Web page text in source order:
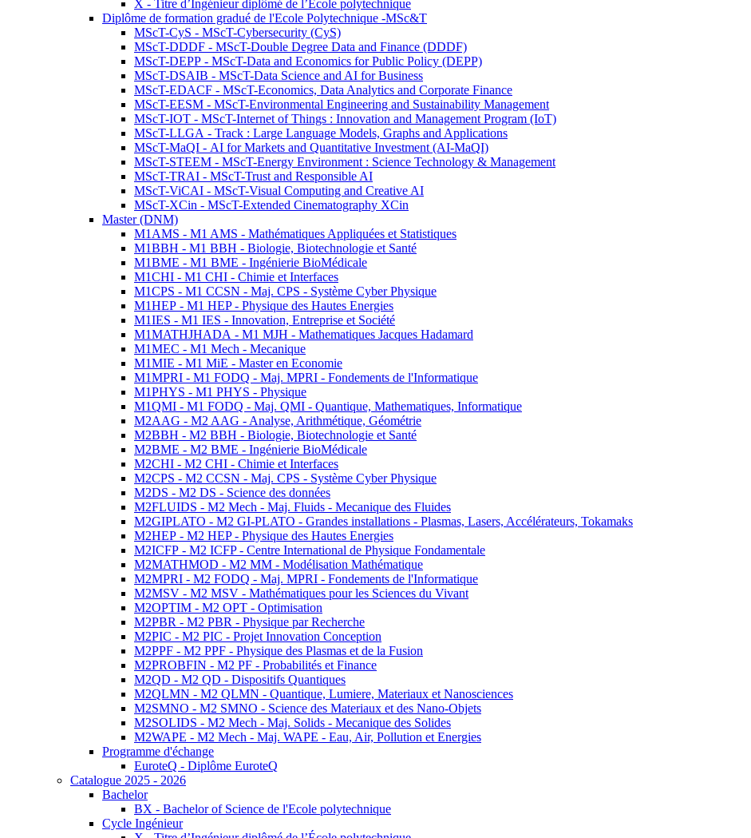
X - Titre d’Ingénieur diplômé de l’École polytechnique
Diplôme de formation gradué de l'Ecole Polytechnique -MSc&T
MScT-CyS - MScT-Cybersecurity (CyS)
MScT-DDDF - MScT-Double Degree Data and Finance (DDDF)
MScT-DEPP - MScT-Data and Economics for Public Policy (DEPP)
MScT-DSAIB - MScT-Data Science and AI for Business
MScT-EDACF - MScT-Economics, Data Analytics and Corporate Finance
MScT-EESM - MScT-Environmental Engineering and Sustainability Management
MScT-IOT - MScT-Internet of Things : Innovation and Management Program (IoT)
MScT-LLGA - Track : Large Language Models, Graphs and Applications
MScT-MaQI - AI for Markets and Quantitative Investment (AI-MaQI)
MScT-STEEM - MScT-Energy Environment : Science Technology & Management
MScT-TRAI - MScT-Trust and Responsible AI
MScT-ViCAI - MScT-Visual Computing and Creative AI
MScT-XCin - MScT-Extended Cinematography XCin
Master (DNM)
M1AMS - M1 AMS - Mathématiques Appliquées et Statistiques
M1BBH - M1 BBH - Biologie, Biotechnologie et Santé
M1BME - M1 BME - Ingénierie BioMédicale
M1CHI - M1 CHI - Chimie et Interfaces
M1CPS - M1 CCSN - Maj. CPS - Système Cyber Physique
M1HEP - M1 HEP - Physique des Hautes Energies
M1IES - M1 IES - Innovation, Entreprise et Société
M1MATHJHADA - M1 MJH - Mathematiques Jacques Hadamard
M1MEC - M1 Mech - Mecanique
M1MIE - M1 MiE - Master en Economie
M1MPRI - M1 FODQ - Maj. MPRI - Fondements de l'Informatique
M1PHYS - M1 PHYS - Physique
M1QMI - M1 FODQ - Maj. QMI - Quantique, Mathematiques, Informatique
M2AAG - M2 AAG - Analyse, Arithmétique, Géométrie
M2BBH - M2 BBH - Biologie, Biotechnologie et Santé
M2BME - M2 BME - Ingénierie BioMédicale
M2CHI - M2 CHI - Chimie et Interfaces
M2CPS - M2 CCSN - Maj. CPS - Système Cyber Physique
M2DS - M2 DS - Science des données
M2FLUIDS - M2 Mech - Maj. Fluids - Mecanique des Fluides
M2GIPLATO - M2 GI-PLATO - Grandes installations - Plasmas, Lasers, Accélérateurs, Tokamaks
M2HEP - M2 HEP - Physique des Hautes Energies
M2ICFP - M2 ICFP - Centre International de Physique Fondamentale
M2MATHMOD - M2 MM - Modélisation Mathématique
M2MPRI - M2 FODQ - Maj. MPRI - Fondements de l'Informatique
M2MSV - M2 MSV - Mathématiques pour les Sciences du Vivant
M2OPTIM - M2 OPT - Optimisation
M2PBR - M2 PBR - Physique par Recherche
M2PIC - M2 PIC - Projet Innovation Conception
M2PPF - M2 PPF - Physique des Plasmas et de la Fusion
M2PROBFIN - M2 PF - Probabilités et Finance
M2QD - M2 QD - Dispositifs Quantiques
M2QLMN - M2 QLMN - Quantique, Lumiere, Materiaux et Nanosciences
M2SMNO - M2 SMNO - Science des Materiaux et des Nano-Objets
M2SOLIDS - M2 Mech - Maj. Solids - Mecanique des Solides
M2WAPE - M2 Mech - Maj. WAPE - Eau, Air, Pollution et Energies
Programme d'échange
EuroteQ - Diplôme EuroteQ
Catalogue 2025 - 2026
Bachelor
BX - Bachelor of Science de l'Ecole polytechnique
Cycle Ingénieur